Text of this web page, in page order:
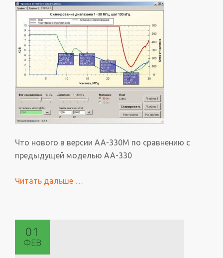
Что нового в версии АА-330М по сравнению с
предыдущей моделью АА-330
Читать дальше проЧто
…
01
ФЕВ